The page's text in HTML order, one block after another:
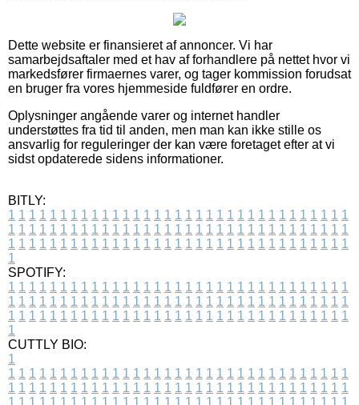
Dette website er finansieret af annoncer. Vi har
samarbejdsaftaler med et hav af forhandlere på nettet hvor vi
markedsfører firmaernes varer, og tager kommission forudsat
en bruger fra vores hjemmeside fuldfører en ordre.
Oplysninger angående varer og internet handler
understøttes fra tid til anden, men man kan ikke stille os
ansvarlig for reguleringer der kan være foretaget efter at vi
sidst opdaterede sidens informationer.
BITLY:
1 1 1 1 1 1 1 1 1 1 1 1 1 1 1 1 1 1 1 1 1 1 1 1 1 1 1 1 1 1 1 1 1
1 1 1 1 1 1 1 1 1 1 1 1 1 1 1 1 1 1 1 1 1 1 1 1 1 1 1 1 1 1 1 1 1
1 1 1 1 1 1 1 1 1 1 1 1 1 1 1 1 1 1 1 1 1 1 1 1 1 1 1 1 1 1 1 1 1
1
SPOTIFY:
1 1 1 1 1 1 1 1 1 1 1 1 1 1 1 1 1 1 1 1 1 1 1 1 1 1 1 1 1 1 1 1 1
1 1 1 1 1 1 1 1 1 1 1 1 1 1 1 1 1 1 1 1 1 1 1 1 1 1 1 1 1 1 1 1 1
1 1 1 1 1 1 1 1 1 1 1 1 1 1 1 1 1 1 1 1 1 1 1 1 1 1 1 1 1 1 1 1 1
1
CUTTLY BIO:
1
1 1 1 1 1 1 1 1 1 1 1 1 1 1 1 1 1 1 1 1 1 1 1 1 1 1 1 1 1 1 1 1 1
1 1 1 1 1 1 1 1 1 1 1 1 1 1 1 1 1 1 1 1 1 1 1 1 1 1 1 1 1 1 1 1 1
1 1 1 1 1 1 1 1 1 1 1 1 1 1 1 1 1 1 1 1 1 1 1 1 1 1 1 1 1 1 1 1 1